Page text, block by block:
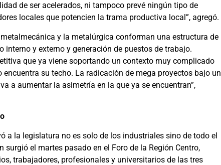
de ser acelerados, ni tampoco prevé ningún tipo de
locales que potencien la trama productiva local”, agregó.
y la metalúrgica conforman una estructura de
interno y externo y generación de puestos de trabajo.
que ya viene soportando un contexto muy complicado
su techo. La radicación de mega proyectos bajo un
a aumentar la asimetría en la que ya se encuentran”,
a la legislatura no es solo de los industriales sino de todo el
el martes pasado en el Foro de la Región Centro,
trabajadores, profesionales y universitarios de las tres